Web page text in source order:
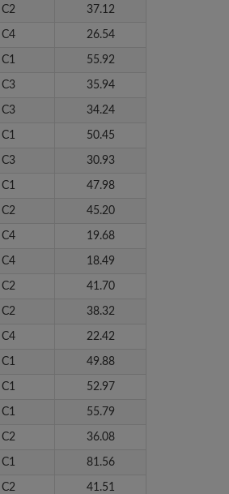
C2 37.12
C4 26.54
C1 55.92
C3 35.94
C3 34.24
C1 50.45
C3 30.93
C1 47.98
C2 45.20
C4 19.68
C4 18.49
C2 41.70
C2 38.32
C4 22.42
C1 49.88
C1 52.97
C1 55.79
C2 36.08
C1 81.56
C2 41.51